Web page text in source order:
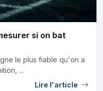
si on bat
le plus fiable qu'on a
...
Lire l'article